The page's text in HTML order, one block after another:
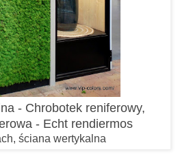
- Chrobotek reniferowy,
- Echt rendiermos
ściana wertykalna